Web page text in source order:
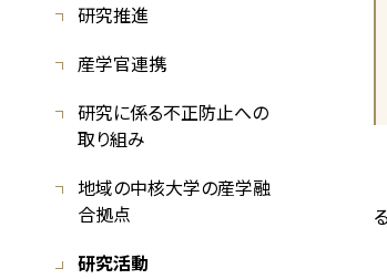
研究推進
産学官連携
研究に係る不正防止への
取り組み
地域の中核大学の産学融
合拠点
研究活動